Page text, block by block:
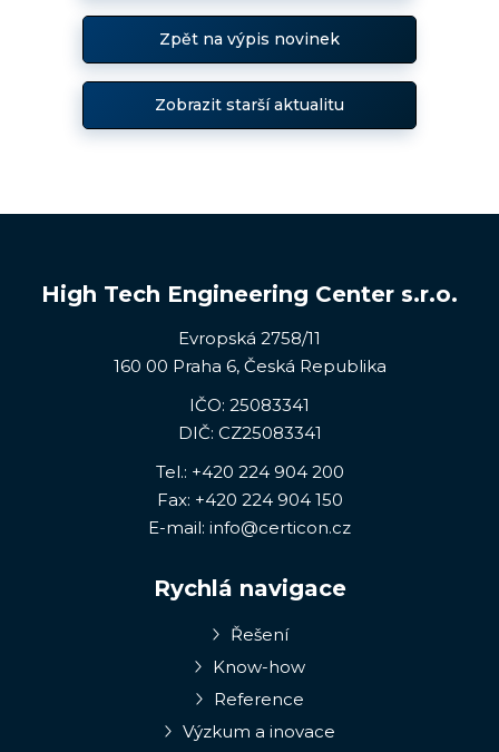
Zpět na výpis novinek
Zobrazit starší aktualitu
High Tech Engineering Center s.r.o.
Evropská 2758/11
160 00 Praha 6, Česká Republika
IČO: 25083341
DIČ: CZ25083341
Tel.: +420 224 904 200
Fax: +420 224 904 150
E-mail: info@certicon.cz
Rychlá navigace
Řešení
Know-how
Reference
Výzkum a inovace